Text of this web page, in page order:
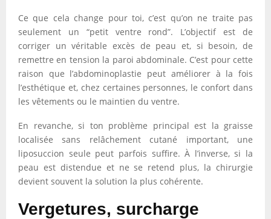
Ce que cela change pour toi, c’est qu’on ne traite pas
seulement un “petit ventre rond”. L’objectif est de
corriger un véritable excès de peau et, si besoin, de
remettre en tension la paroi abdominale. C’est pour cette
raison que l’abdominoplastie peut améliorer à la fois
l’esthétique et, chez certaines personnes, le confort dans
les vêtements ou le maintien du ventre.
En revanche, si ton problème principal est la graisse
localisée sans relâchement cutané important, une
liposuccion seule peut parfois suffire. À l’inverse, si la
peau est distendue et ne se retend plus, la chirurgie
devient souvent la solution la plus cohérente.
Vergetures, surcharge